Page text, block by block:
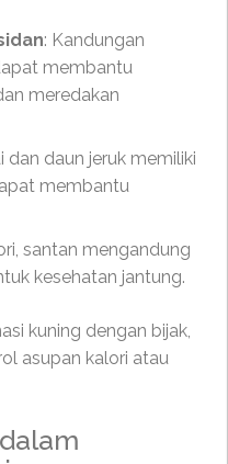
: Kandungan
membantu
meredakan
dan daun jeruk memiliki
membantu
santan mengandung
kesehatan jantung.
kuning dengan bijak,
asupan kalori atau